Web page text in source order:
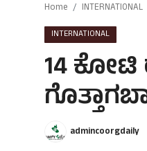
Home INTERNATIONAL
INTERNATIONAL
14 ಕೋಟಿ
admincoorgdaily